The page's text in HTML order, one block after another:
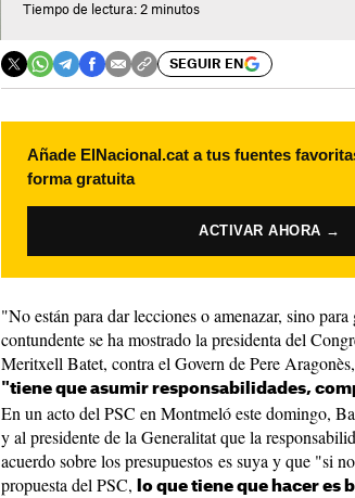
Tiempo de lectura: 2 minutos
SEGUIR EN
Añade ElNacional.cat a tus fuentes
forma gratuita
ACTIVAR AHORA →
"No están para dar lecciones o amenazar, sino
contundente se ha mostrado la presidenta del
Meritxell Batet, contra el Govern de Pere
"tiene que asumir responsabilidades,
En un acto del PSC en Montmeló este domingo,
y al presidente de la Generalitat que la
acuerdo sobre los presupuestos es suya y que "si
propuesta del PSC,
lo que tiene que hacer es